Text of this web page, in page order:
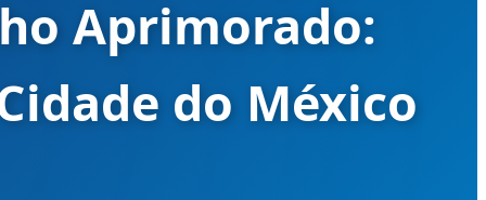
Aprimorado:
do México